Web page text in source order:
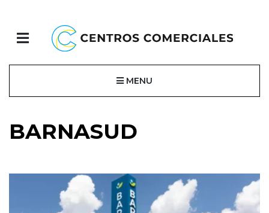
MENU
BARNASUD